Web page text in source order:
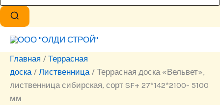
Главная / Террасная
доска/ Лиственница/ Террасная доска «Вельвет»,
лиственница сибирская, сорт SF+ 27*142*2100- 5100
мм